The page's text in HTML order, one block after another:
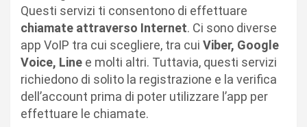
Questi servizi ti consentono di effettuare
chiamate attraverso Internet. Ci sono diverse
app VoIP tra cui scegliere, tra cui Viber, Google
Voice, Line e molti altri. Tuttavia, questi servizi
richiedono di solito la registrazione e la verifica
dell’account prima di poter utilizzare l’app per
effettuare le chiamate.